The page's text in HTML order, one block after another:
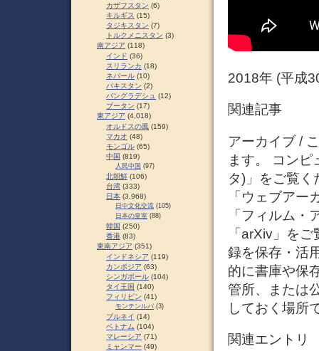
2018年 (平成
関連記事
アーカイブ /
ます。 コン
タ)」をご覧く
「ウェブア
「フィルム
「arXiv」を
録を保存・活
的に書庫や保
管所、または
しておく場所
関連エントリ
カザフスタン (6)
キルギス (15)
タジキスタン (7)
トルクメニスタン (3)
南アジア (118)
インド (36)
スリランカ (18)
ネパール (10)
パキスタン (2)
バングラデシュ (12)
ブータン (17)
東アジア (4,018)
オルドスの風 (159)
マカオ (48)
モンゴル (65)
中国 (819)
人民中国 (97)
北朝鮮 (106)
台湾 (333)
日本 (3,968)
日中文化交流 (105)
日本の皇室 (88)
韓国 (250)
香港 (83)
東南アジア (351)
インドネシア (119)
カンボジア (63)
シンガポール (104)
タイ王国 (140)
フィリピン (41)
モンテンルパ (3)
ブルネイ (14)
ベトナム (104)
マレーシア (71)
ミャンマー (49)